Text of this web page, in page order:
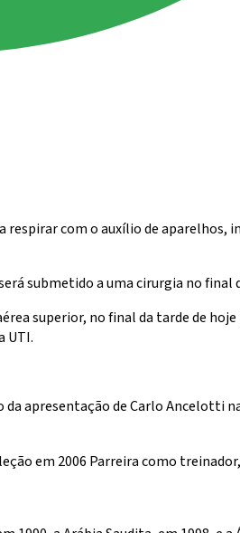
respirar com o auxílio de
submetido a uma cirurgia no final
superior, no final da tarde de
UTI.
apresentação de Carlo Ancelotti
em 2006 Parreira como